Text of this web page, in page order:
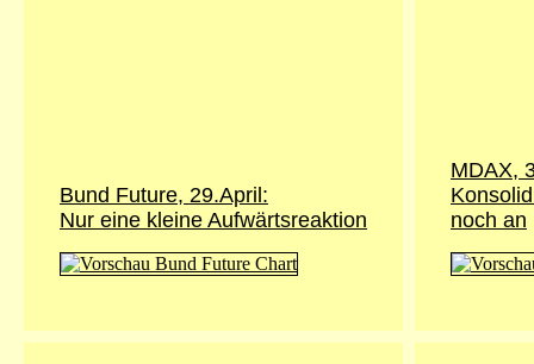
Bund Future, 29.April:
Nur eine kleine Aufwärtsreaktion
MDAX,
noch an